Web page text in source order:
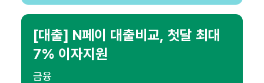
[대출] N페이 대출비교, 첫달 최대
7% 이자지원
금융